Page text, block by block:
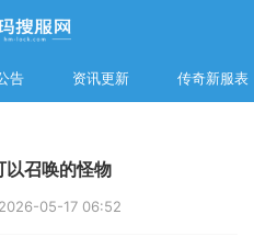
告 资讯更新 传奇新服表
召唤的怪物
2026-05-17 06:52